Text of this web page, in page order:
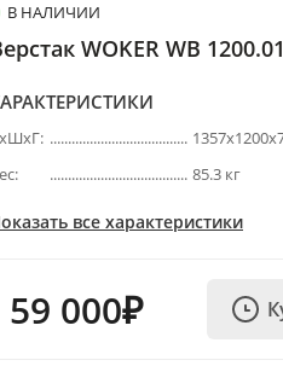
В НАЛИЧИИ
WOKER WB
85.3 кг
все характеристики
59 000₽